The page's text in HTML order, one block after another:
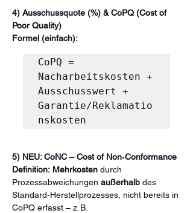
4) Ausschussquote (%) & CoPQ (Cost of
Poor Quality)
Formel (einfach):
CoPQ =
Nacharbeitskosten +
Ausschusswert +
Garantie/Reklamatio
5) NEU: CoNC – Cost of Non‑Conformance
Definition: Mehrkosten durch
Prozessabweichungen außerhalb des
Standard‑Herstellprozesses, nicht bereits in
CoPQ erfasst – z. B.